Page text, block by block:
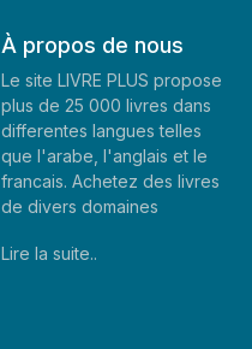
À propos de nous
Le site LIVRE PLUS propose
plus de 25 000 livres dans
differentes langues telles
que l'arabe, l'anglais et le
francais. Achetez des livres
de divers domaines
Lire la suite..